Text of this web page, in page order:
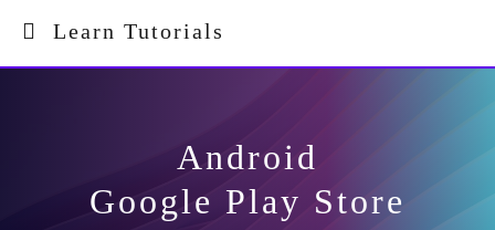
Learn Tutorials
Android
Google Play Store